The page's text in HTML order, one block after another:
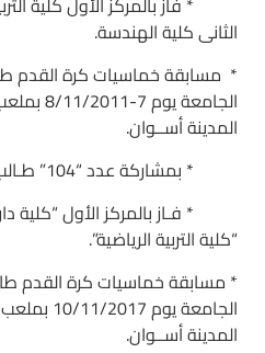
الثانى كلية الهندسة.
* مسابقة خماسيات كرة القدم
الجامعة
المدينة أســوان.
* بمشاركة عدد “104” طـالب.
* فـاز بالمركز الأول “كلية دار
“كلية التربية الرياضية”.
* مسابقة خماسيات كرة القدم
الجامعة
المدينة أســوان.